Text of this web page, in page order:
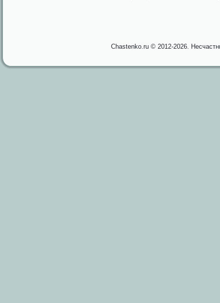
Chastenko.ru © 2012-2026.